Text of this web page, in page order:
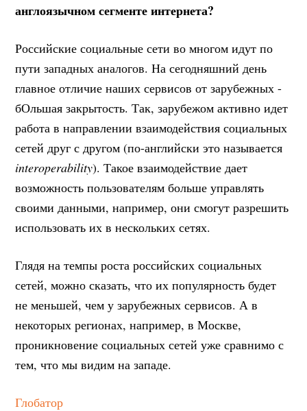
англоязычном сегменте интернета?
Российские социальные сети во многом идут по
пути западных аналогов. На сегодняшний день
главное отличие наших сервисов от зарубежных -
бОльшая закрытость. Так, зарубежом активно идет
работа в направлении взаимодействия социальных
сетей друг с другом (по-английски это называется
interoperability). Такое взаимодействие дает
возможность пользователям больше управлять
своими данными, например, они смогут разрешить
использовать их в нескольких сетях.
Глядя на темпы роста российских социальных
сетей, можно сказать, что их популярность будет
не меньшей, чем у зарубежных сервисов. А в
некоторых регионах, например, в Москве,
проникновение социальных сетей уже сравнимо с
тем, что мы видим на западе.
Глобатор